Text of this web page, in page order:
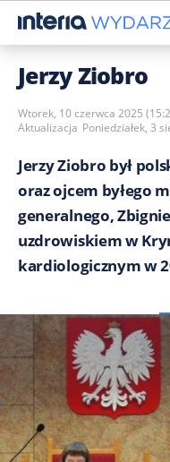
Jerzy Ziobro
Wtorek, 10 czerwca 2025
Aktualizacja Poniedziałek, 3
Jerzy Ziobro był
oraz ojcem byłego
generalnego,
uzdrowiskiem w
kardiologicznym w